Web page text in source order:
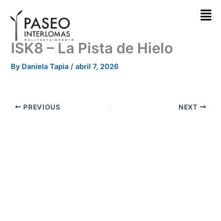
content
ISK8 – La Pista de Hielo
By Daniela Tapia/abril 7, 2026
PREVIOUS NEXT